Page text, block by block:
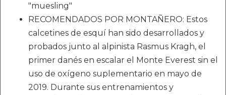
"muesling"
RECOMENDADOS POR MONTAÑERO: Estos
calcetines de esquí han sido desarrollados y
probados junto al alpinista Rasmus Kragh, el
primer danés en escalar el Monte Everest sin el
uso de oxígeno suplementario en mayo de
2019. Durante sus entrenamientos y